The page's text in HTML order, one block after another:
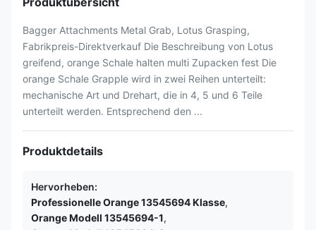
Bagger Attachments Metal Grab, Lotus Grasping,
Fabrikpreis-Direktverkauf Die Beschreibung von Lotus
greifend, orange Schale halten multi Zupacken fest Die
orange Schale Grapple wird in zwei Reihen unterteilt:
mechanische Art und Drehart, die in 4, 5 und 6 Teile
unterteilt werden. Entsprechend den ...
Produktdetails
Hervorheben:
Professionelle Orange 13545694 Klasse,
Orange Modell 13545694-1,